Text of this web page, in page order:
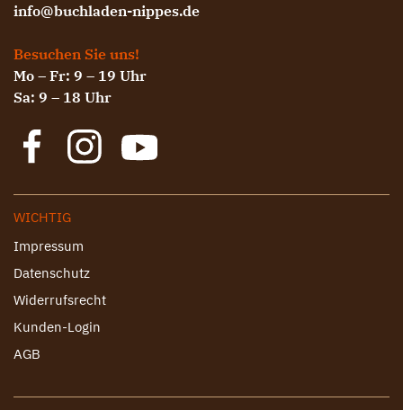
info@buchladen-nippes.de
Besuchen Sie uns!
Mo – Fr: 9 – 19 Uhr
Sa: 9 – 18 Uhr
WICHTIG
Impressum
Datenschutz
Widerrufsrecht
Kunden-Login
AGB